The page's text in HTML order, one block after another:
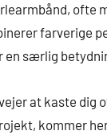
ofte
farverige
en særlig
at kaste dig
kommer